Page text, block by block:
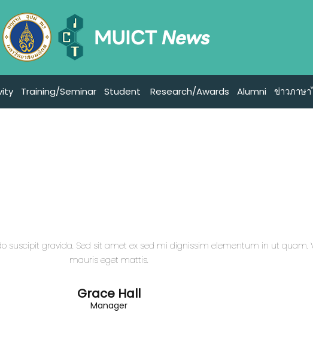
Training/Seminar Student Research/Awards Alumni ข่าวภาษ
suscipit gravida. Sed sit amet ex sed mi dignissim elementum in ut quam.
mauris eget mattis.
Grace Hall
Manager